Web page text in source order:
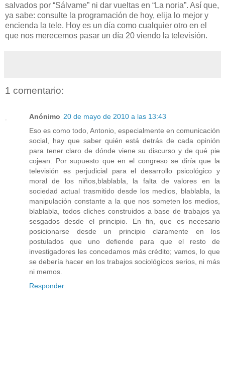
salvados por “Sálvame” ni dar vueltas en “La noria”. Así que,
ya sabe: consulte la programación de hoy, elija lo mejor y
encienda la tele. Hoy es un día como cualquier otro en el
que nos merecemos pasar un día 20 viendo la televisión.
1 comentario:
Anónimo 20 de mayo de 2010 a las 13:43
Eso es como todo, Antonio, especialmente en comunicación
social, hay que saber quién está detrás de cada opinión
para tener claro de dónde viene su discurso y de qué pie
cojean. Por supuesto que en el congreso se diría que la
televisión es perjudicial para el desarrollo psicológico y
moral de los niños,blablabla, la falta de valores en la
sociedad actual trasmitido desde los medios, blablabla, la
manipulación constante a la que nos someten los medios,
blablabla, todos cliches construidos a base de trabajos ya
sesgados desde el principio. En fin, que es necesario
posicionarse desde un principio claramente en los
postulados que uno defiende para que el resto de
investigadores les concedamos más crédito; vamos, lo que
se debería hacer en los trabajos sociológicos serios, ni más
ni memos.
Responder